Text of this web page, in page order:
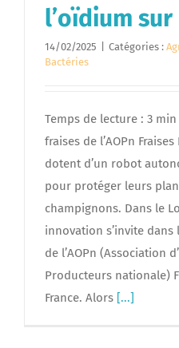
l’oïdium
14/02/2025 Catégories :
Bactéries
Temps de lecture : 3
fraises de l’AOPn
dotent d’un robot
pour protéger leurs
champignons. Dans le
innovation s’invite
de l’AOPn (Association
Producteurs nationale)
France. Alors [...]